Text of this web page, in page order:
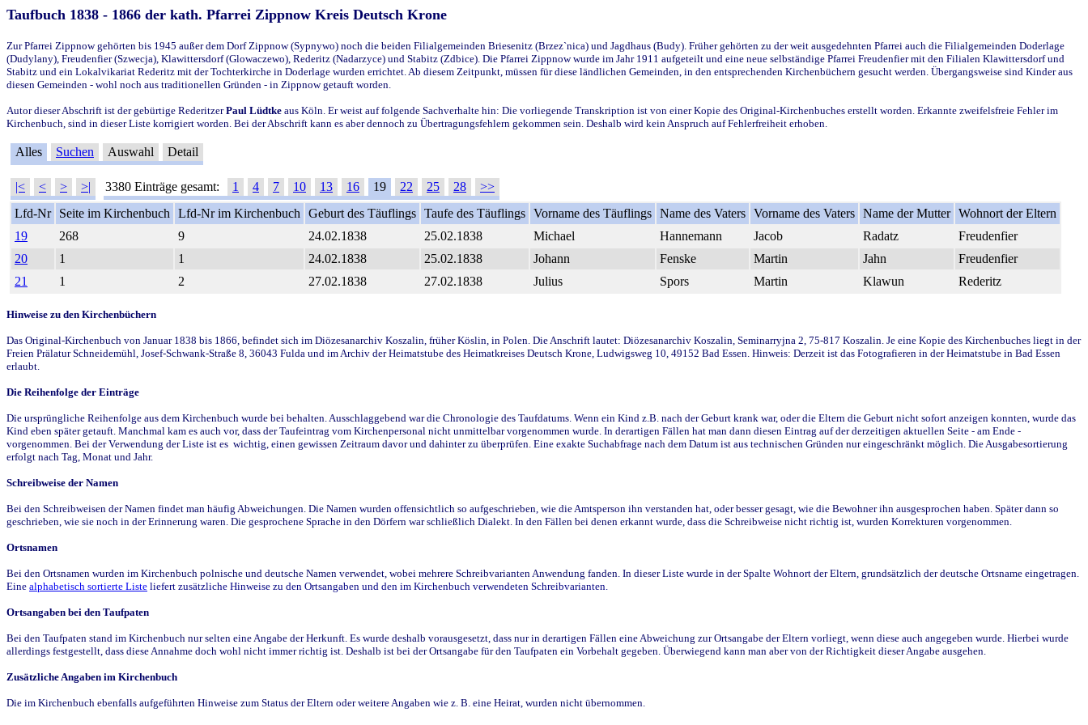
Taufbuch 1838 - 1866 der kath. Pfarrei Zippnow Kreis Deutsch Krone
Zur Pfarrei Zippnow gehörten bis 1945 außer dem Dorf Zippnow (Sypnywo) noch die beiden Filialgemeinden Briesenitz (Brzez`nica) und Jagdhaus (Budy). Früher gehörten zu der weit ausgedehnten Pfarrei auch die Filialgemeinden Doderlage
(Dudylany), Freudenfier (Szwecja), Klawittersdorf (Glowaczewo), Rederitz (Nadarzyce) und Stabitz (Zdbice). Die Pfarrei Zippnow wurde im Jahr 1911 aufgeteilt und eine neue selbständige Pfarrei Freudenfier mit den Filialen Klawittersdorf und
Stabitz und ein Lokalvikariat Rederitz mit der Tochterkirche in Doderlage wurden errichtet. Ab diesem Zeitpunkt, müssen für diese ländlichen Gemeinden, in den entsprechenden Kirchenbüchern gesucht werden. Übergangsweise sind Kinder aus
diesen Gemeinden - wohl noch aus traditionellen Gründen - in Zippnow getauft worden.
Autor dieser Abschrift ist der gebürtige RederitzerPaul Lüdtke aus Köln. Er weist auf folgende Sachverhalte hin: Die vorliegende Transkription ist von einer Kopie des Original-Kirchenbuches erstellt worden. Erkannte zweifelsfreie Fehler im
Kirchenbuch, sind in dieser Liste korrigiert worden. Bei der Abschrift kann es aber dennoch zu Übertragungsfehlern gekommen sein. Deshalb wird kein Anspruch auf Fehlerfreiheit erhoben.
Alles Suchen Auswahl Detail
|< < > >| 3380 Einträge gesamt: 1 4 7 10 13 16 19 22 25 28
>>
Lfd-Nr
Seite im Kirchenbuch Lfd-Nr im Kirchenbuch Geburt des Täuflings Taufe des Täuflings Vorname des Täuflings Name des Vaters Vorname des Vaters Name der Mutter Wohnort der Eltern
19
268 9 24.02.1838 25.02.1838 Michael Hannemann Jacob Radatz
Freudenfier
20
1 1 24.02.1838 25.02.1838 Johann Fenske Martin Jahn
Freudenfier
21
1 2 27.02.1838 27.02.1838 Julius Spors Martin Klawun Rederitz
Hinweise zu den Kirchenbüchern
Das Original-Kirchenbuch von Januar 1838 bis 1866, befindet sich im Diözesanarchiv Koszalin, früher Köslin, in Polen. Die Anschrift lautet: Diözesanarchiv Koszalin, Seminarryjna 2, 75-817 Koszalin. Je eine Kopie des Kirchenbuches liegt in der
Freien Prälatur Schneidemühl, Josef-Schwank-Straße 8, 36043 Fulda und im Archiv der Heimatstube des Heimatkreises Deutsch Krone, Ludwigsweg 10, 49152 Bad Essen. Hinweis: Derzeit ist das Fotografieren in der Heimatstube in Bad Essen
erlaubt.
Die Reihenfolge der Einträge
Die ursprüngliche Reihenfolge aus dem Kirchenbuch wurde bei behalten. Ausschlaggebend war die Chronologie des Taufdatums. Wenn ein Kind z.B. nach der Geburt krank war, oder die Eltern die Geburt nicht sofort anzeigen konnten, wurde das
Kind eben später getauft. Manchmal kam es auch vor, dass der Taufeintrag vom Kirchenpersonal nicht unmittelbar vorgenommen wurde. In derartigen Fällen hat man dann diesen Eintrag auf der derzeitigen aktuellen Seite - am Ende -
vorgenommen. Bei der Verwendung der Liste ist es wichtig, einen gewissen Zeitraum davor und dahinter zu überprüfen. Eine exakte Suchabfrage nach dem Datum ist aus technischen Gründen nur eingeschränkt möglich. Die Ausgabesortierung
erfolgt nach Tag, Monat und Jahr.
Schreibweise der Namen
Bei den Schreibweisen der Namen findet man häufig Abweichungen. Die Namen wurden offensichtlich so aufgeschrieben, wie die Amtsperson ihn verstanden hat, oder besser gesagt, wie die Bewohner ihn ausgesprochen haben. Später dann so
geschrieben, wie sie noch in der Erinnerung waren. Die gesprochene Sprache in den Dörfern war schließlich Dialekt. In den Fällen bei denen erkannt wurde, dass die Schreibweise nicht richtig ist, wurden Korrekturen vorgenommen.
Ortsnamen
Bei den Ortsnamen wurden im Kirchenbuch polnische und deutsche Namen verwendet, wobei mehrere Schreibvarianten Anwendung fanden. In dieser Liste wurde in der Spalte Wohnort der Eltern, grundsätzlich der deutsche Ortsname eingetragen.
Eine alphabetisch sortierte Liste liefert zusätzliche Hinweise zu den Ortsangaben und den im Kirchenbuch verwendeten Schreibvarianten.
Ortsangaben bei den Taufpaten
Bei den Taufpaten stand im Kirchenbuch nur selten eine Angabe der Herkunft. Es wurde deshalb vorausgesetzt, dass nur in derartigen Fällen eine Abweichung zur Ortsangabe der Eltern vorliegt, wenn diese auch angegeben wurde. Hierbei wurde
allerdings festgestellt, dass diese Annahme doch wohl nicht immer richtig ist. Deshalb ist bei der Ortsangabe für den Taufpaten ein Vorbehalt gegeben. Überwiegend kann man aber von der Richtigkeit dieser Angabe ausgehen.
Zusätzliche Angaben im Kirchenbuch
Die im Kirchenbuch ebenfalls aufgeführten Hinweise zum Status der Eltern oder weitere Angaben wie z. B. eine Heirat, wurden nicht übernommen.